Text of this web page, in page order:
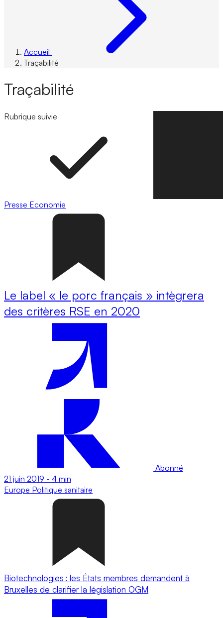
Accueil
Traçabilité
Traçabilité
Rubrique suivie
Presse Economie
Le label « le porc français » intègrera
des critères RSE en 2020
Abonné
21 juin 2019 - 4 min
Europe Politique sanitaire
Biotechnologies : les États membres demandent à
Bruxelles de clarifier la législation OGM